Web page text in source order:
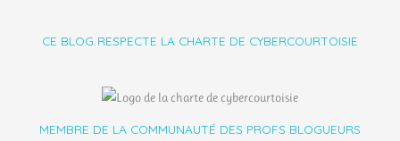
CE BLOG RESPECTE LA CHARTE DE CYBERCOURTOISIE
MEMBRE DE LA COMMUNAUTÉ DES PROFS BLOGUEURS